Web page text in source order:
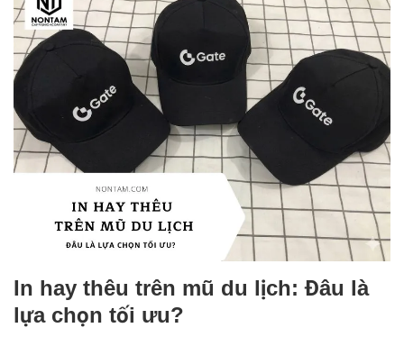
In hay thêu trên mũ du lịch: Đâu là
lựa chọn tối ưu?